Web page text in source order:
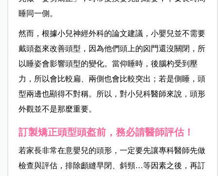
睡同一側。
然而，根據小兒神經外科的論文建議，小嬰兒並不需要
戴頭盔來改善頭型，因為他們頭上的囟門還沒關閉，所
以睡姿會影響頭型的變化。當仰睡時，後腦杓受到壓
力，所以會比較扁、兩側也會比較突出；若是側睡，頭
型兩邊也顯得不對稱。所以，對小兒科醫師來說，頭形
外觀並不是那麼重要。
訂製矯正頭型頭盔前，務必請醫師評估！
若家長非常在意嬰兒的頭形，一定要先讓專科醫師先做
檢查與評估，排除顱縫早閉、斜頸…等因素之後，再訂